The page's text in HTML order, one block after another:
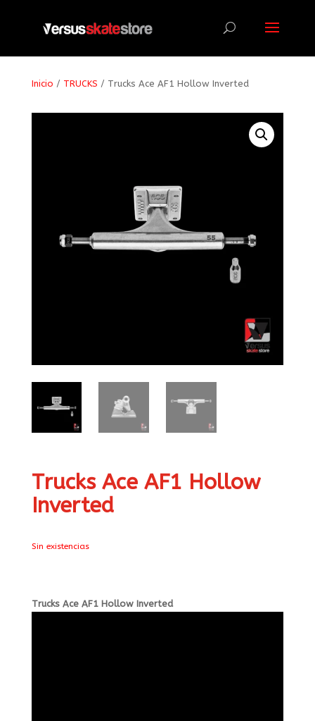
Inicio / TRUCKS / Trucks Ace AF1 Hollow Inverted
Trucks Ace AF1 Hollow
Inverted
Sin existencias
Trucks Ace AF1 Hollow Inverted